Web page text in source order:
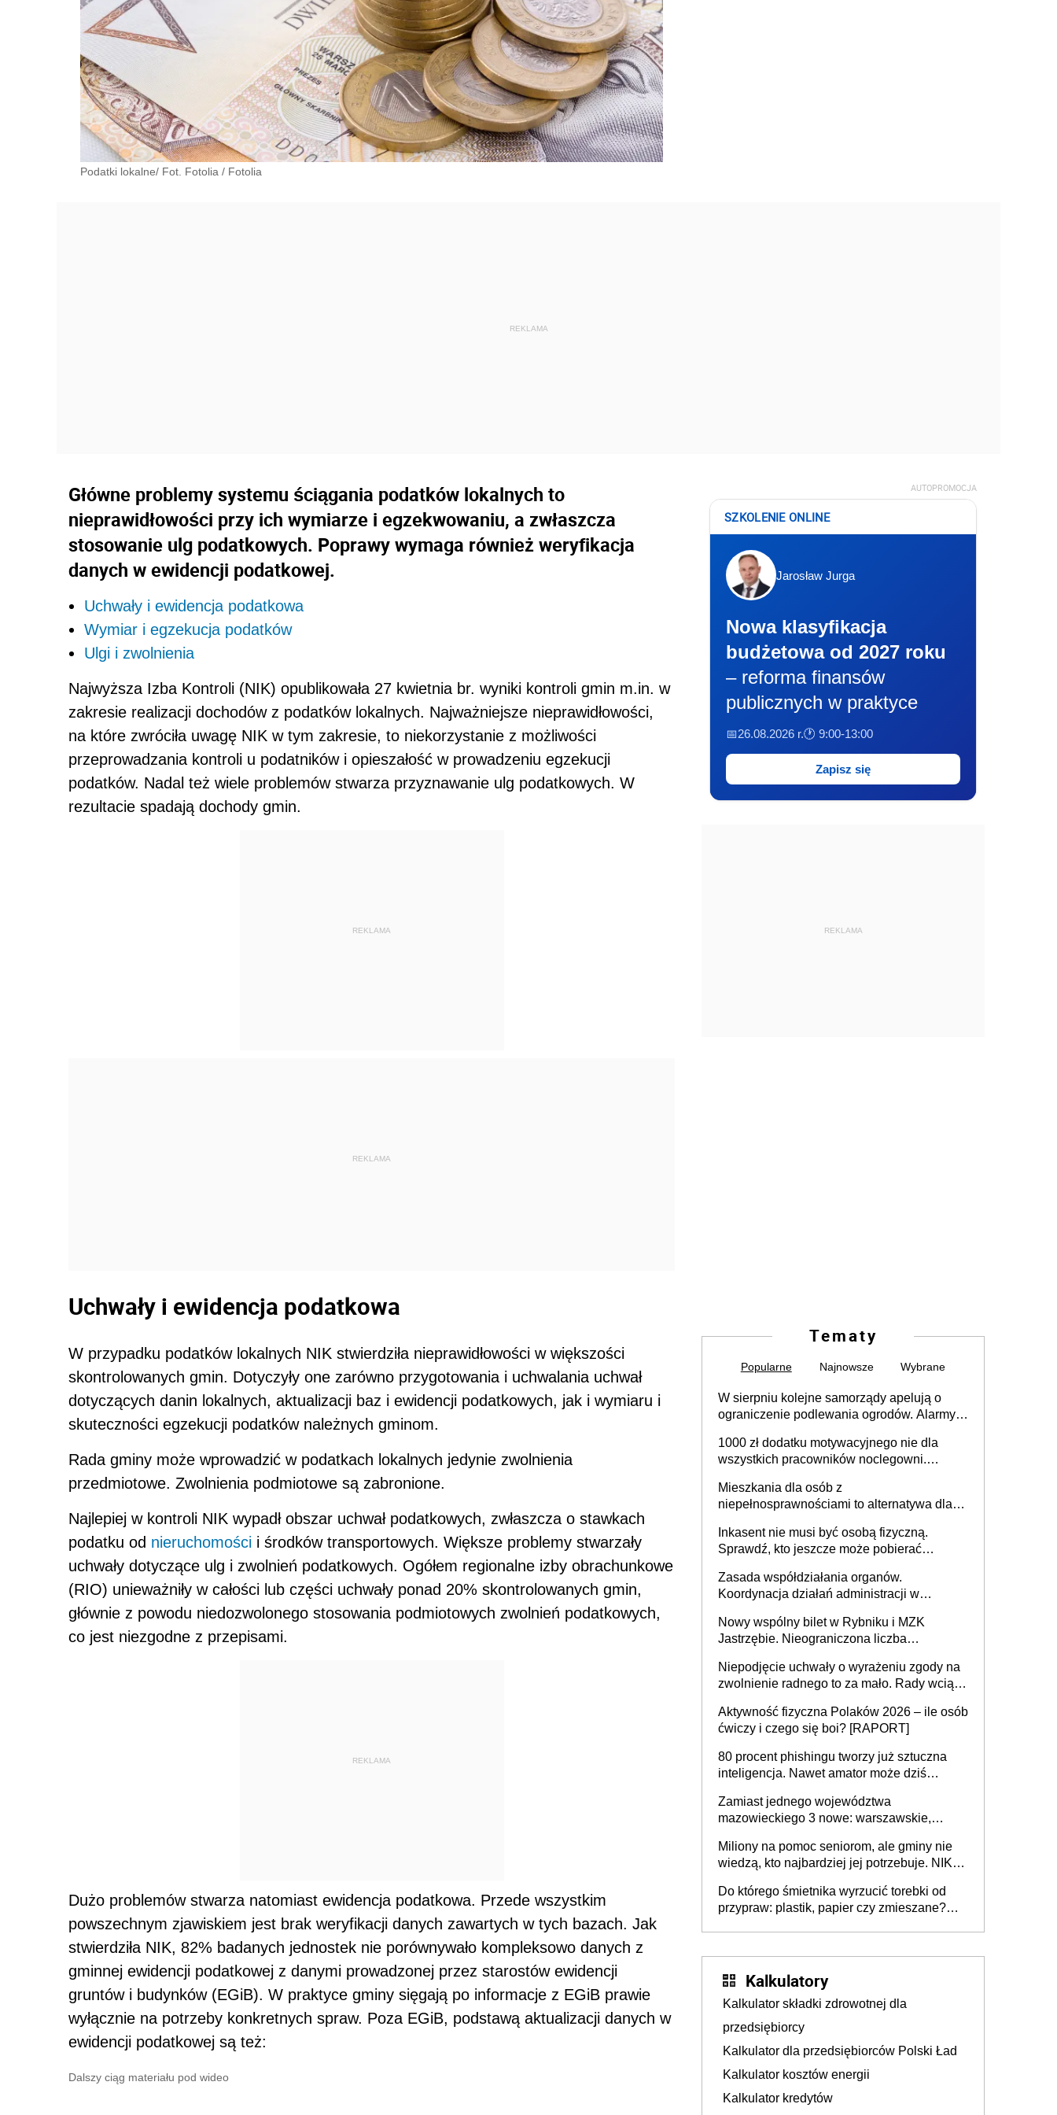
Podatki lokalne/ Fot. Fotolia / Fotolia
Główne problemy systemu ściągania podatków lokalnych to
nieprawidłowości przy ich wymiarze i egzekwowaniu, a zwłaszcza
stosowanie ulg podatkowych. Poprawy wymaga również weryfikacja
danych w ewidencji podatkowej.
Uchwały i ewidencja podatkowa
Wymiar i egzekucja podatków
Ulgi i zwolnienia
Najwyższa Izba Kontroli (NIK) opublikowała 27 kwietnia br. wyniki kontroli gmin m.in. w
zakresie realizacji dochodów z podatków lokalnych. Najważniejsze nieprawidłowości,
na które zwróciła uwagę NIK w tym zakresie, to niekorzystanie z możliwości
przeprowadzania kontroli u podatników i opieszałość w prowadzeniu egzekucji
podatków. Nadal też wiele problemów stwarza przyznawanie ulg podatkowych. W
rezultacie spadają dochody gmin.
REKLAMA
REKLAMA
Uchwały i ewidencja podatkowa
W przypadku podatków lokalnych NIK stwierdziła nieprawidłowości w większości
skontrolowanych gmin. Dotyczyły one zarówno przygotowania i uchwalania uchwał
dotyczących danin lokalnych, aktualizacji baz i ewidencji podatkowych, jak i wymiaru i
skuteczności egzekucji podatków należnych gminom.
Rada gminy może wprowadzić w podatkach lokalnych jedynie zwolnienia
przedmiotowe. Zwolnienia podmiotowe są zabronione.
Najlepiej w kontroli NIK wypadł obszar uchwał podatkowych, zwłaszcza o stawkach
podatku od nieruchomości i środków transportowych. Większe problemy stwarzały
uchwały dotyczące ulg i zwolnień podatkowych. Ogółem regionalne izby obrachunkowe
(RIO) unieważniły w całości lub części uchwały ponad 20% skontrolowanych gmin,
głównie z powodu niedozwolonego stosowania podmiotowych zwolnień podatkowych,
co jest niezgodne z przepisami.
REKLAMA
Dużo problemów stwarza natomiast ewidencja podatkowa. Przede wszystkim
powszechnym zjawiskiem jest brak weryfikacji danych zawartych w tych bazach. Jak
stwierdziła NIK, 82% badanych jednostek nie porównywało kompleksowo danych z
gminnej ewidencji podatkowej z danymi prowadzonej przez starostów ewidencji
gruntów i budynków (EGiB). W praktyce gminy sięgają po informacje z EGiB prawie
wyłącznie na potrzeby konkretnych spraw. Poza EGiB, podstawą aktualizacji danych w
ewidencji podatkowej są też:
Dalszy ciąg materiału pod wideo
AUTOPROMOCJA
SZKOLENIE ONLINE
Jarosław Jurga
Nowa klasyfikacja
budżetowa od 2027 roku
– reforma finansów
publicznych w praktyce
📅26.08.2026 r.🕐 9:00-13:00
Zapisz się
REKLAMA
Tematy
Popularne Najnowsze Wybrane
W sierpniu kolejne samorządy apelują o
ograniczenie podlewania ogrodów. Alarmy w
może objąć cały kraj
1000 zł dodatku motywacyjnego nie dla
wszystkich pracowników noclegowni.
Mieszkania dla osób z
niepełnosprawnościami to alternatywa dla
samodzielnie lub z rodziną
Inkasent nie musi być osobą fizyczną.
Sprawdź, kto jeszcze może pobierać
Zasada współdziałania organów.
Koordynacja działań administracji w
Nowy wspólny bilet w Rybniku i MZK
Jastrzębie. Nieograniczona liczba
Niepodjęcie uchwały o wyrażeniu zgody na
zwolnienie radnego to za mało. Rady wciąż
rozstrzygać sprawy
Aktywność fizyczna Polaków 2026 – ile osób
ćwiczy i czego się boi? [RAPORT]
80 procent phishingu tworzy już sztuczna
inteligencja. Nawet amator może dziś
Zamiast jednego województwa
mazowieckiego 3 nowe: warszawskie,
Europie nie ma tak dużych jednostek
stołecznych
Miliony na pomoc seniorom, ale gminy nie
wiedzą, kto najbardziej jej potrzebuje. NIK
Do którego śmietnika wyrzucić torebki od
przypraw: plastik, papier czy zmieszane?
Kalkulatory
Kalkulator składki zdrowotnej dla
przedsiębiorcy
Kalkulator dla przedsiębiorców Polski Ład
Kalkulator kosztów energii
Kalkulator kredytów